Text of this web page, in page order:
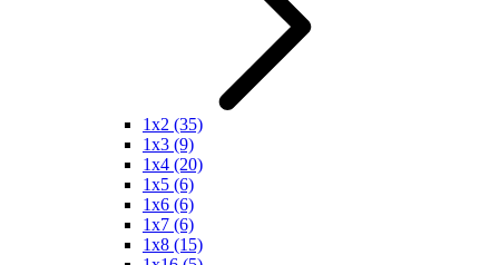
1x2 (35)
1x3 (9)
1x4 (20)
1x5 (6)
1x6 (6)
1x7 (6)
1x8 (15)